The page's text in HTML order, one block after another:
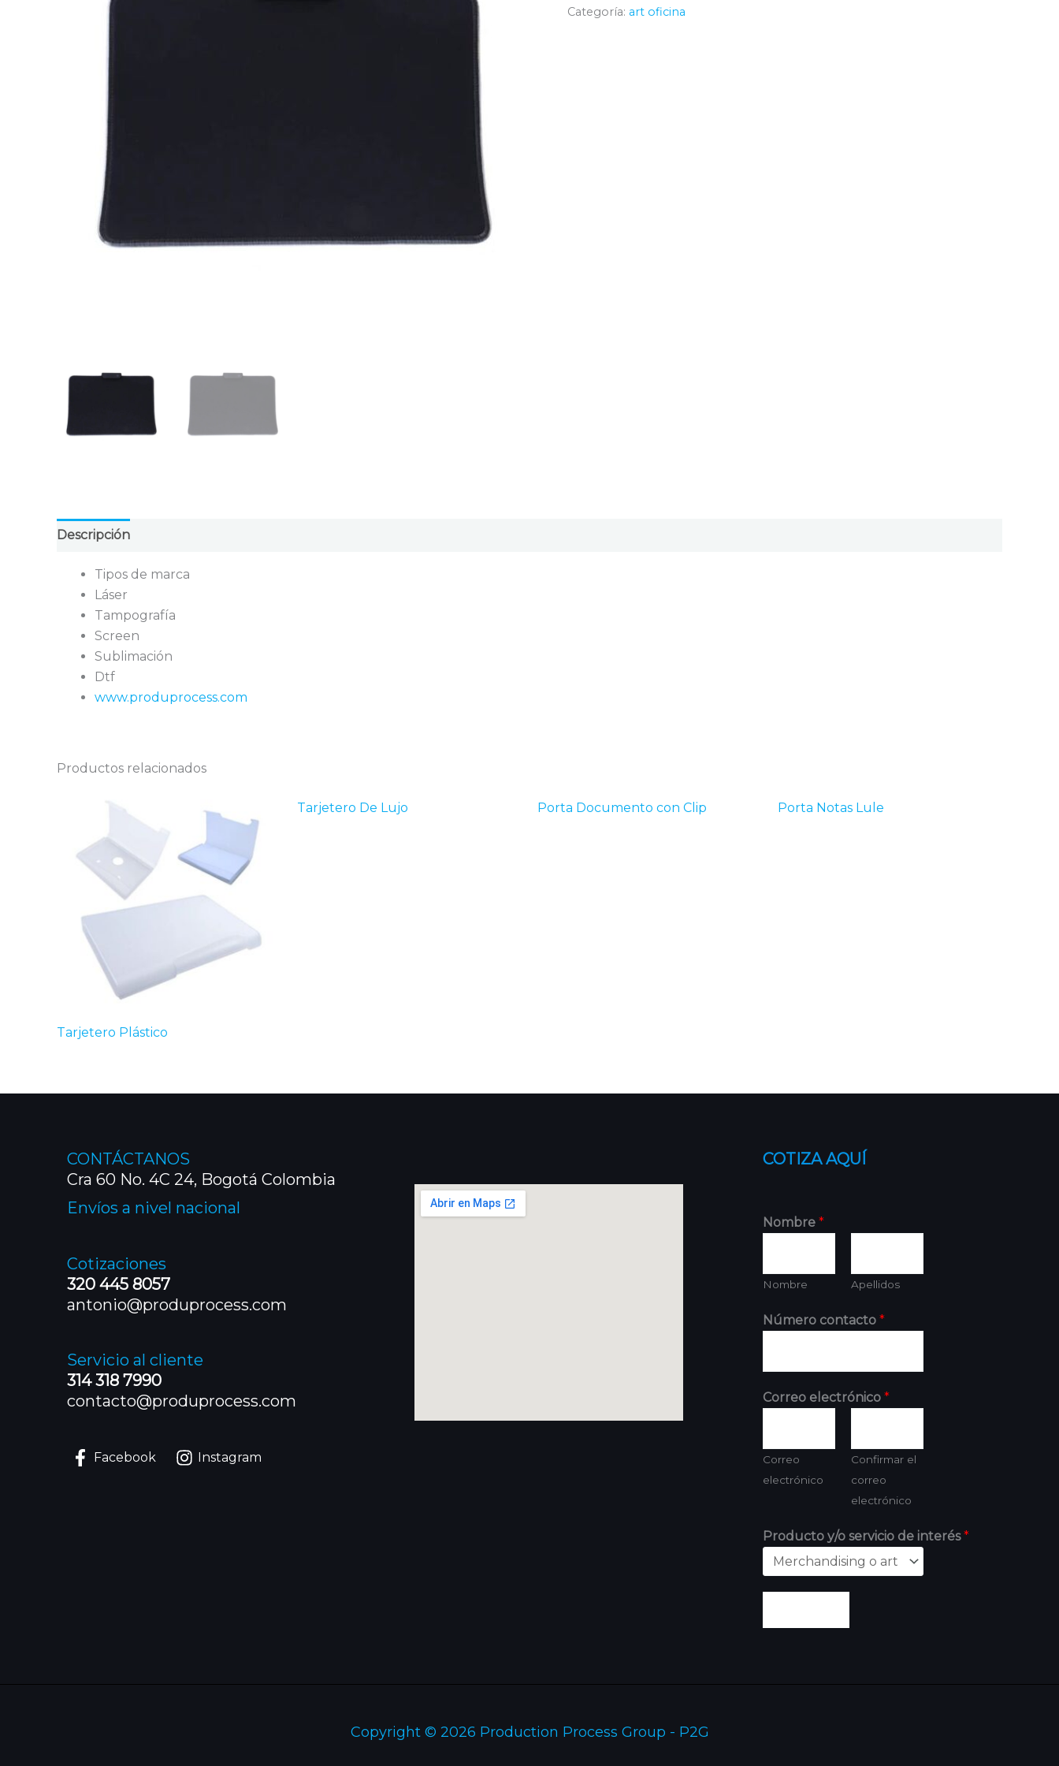
Categoría: art oficina
Descripción
Tipos de marca
Láser
Tampografía
Screen
Sublimación
Dtf
www.produprocess.com
Productos relacionados
Tarjetero Plástico
Tarjetero De Lujo Porta Documento con Clip Porta Notas Lule
CONTÁCTANOS
Cra 60 No. 4C 24, Bogotá Colombia
Envíos a nivel nacional
Cotizaciones
320 445 8057
antonio@produprocess.com
Servicio al cliente
314 318 7990
contacto@produprocess.com
Facebook Instagram
COTIZA AQUÍ
Nombre *
Nombre Apellidos
Número contacto *
Correo electrónico *
Correo
electrónico
Confirmar el
correo
electrónico
Producto y/o servicio de interés*
Copyright © 2026 Production Process Group - P2G